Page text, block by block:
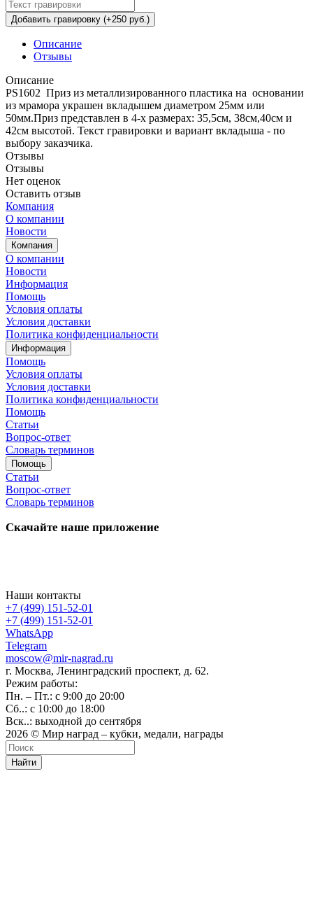
Добавить гравировку (+250 руб.)
Описание
Отзывы
Описание
PS1602 Приз из металлизированного пластика на основании
из мрамора украшен вкладышем диаметром 25мм или
50мм.Приз представлен в 4-х размерах: 35,5см, 38см,40см и
42см высотой. Текст гравировки и вариант вкладыша - по
выбору заказчика.
Отзывы
Отзывы
Нет оценок
Оставить отзыв
Компания
О компании
Новости
Компания
О компании
Новости
Информация
Помощь
Условия оплаты
Условия доставки
Политика конфиденциальности
Информация
Помощь
Условия оплаты
Условия доставки
Политика конфиденциальности
Помощь
Статьи
Вопрос-ответ
Словарь терминов
Помощь
Статьи
Вопрос-ответ
Словарь терминов
Скачайте наше приложение
Наши контакты
+7 (499) 151-52-01
+7 (499) 151-52-01
WhatsApp
Telegram
moscow@mir-nagrad.ru
г. Москва, Ленинградский проспект, д. 62.
Режим работы:
Пн. – Пт.: с 9:00 до 20:00
Сб..: с 10:00 до 18:00
Вск..: выходной до сентября
2026 © Мир наград – кубки, медали, награды
Найти